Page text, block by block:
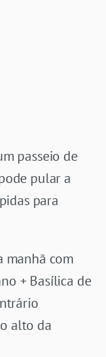
passeio de
pular a
para
manhã com
+ Basílica de
alto da